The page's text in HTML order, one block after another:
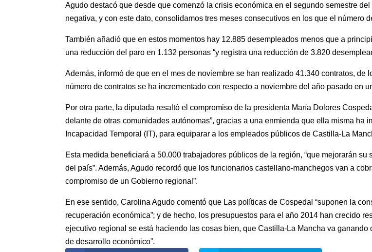
Agudo destacó que desde que comenzó la crisis económica en el segundo semestre
negativa, y con este dato, consolidamos tres meses consecutivos en los que el número
También añadió que en estos momentos hay 12.885 desempleados menos que a
una reducción del paro en 1.132 personas “y registra una reducción de 3.820
Además, informó de que en el mes de noviembre se han realizado 41.340 contratos, de
número de contratos se ha incrementado con respecto a noviembre del año pasado en
Por otra parte, la diputada resaltó el compromiso de la presidenta María Dolores
delante de otras comunidades autónomas”, gracias a una enmienda que ella misma ha
Incapacidad Temporal (IT), para equiparar a los empleados públicos de Castilla-La
Esta medida beneficiará a 50.000 trabajadores públicos de la región, “que mejorarán
del país”. Además, Agudo recordó que los funcionarios castellano-manchegos van a
compromiso de un Gobierno regional”.
En ese sentido, Carolina Agudo comentó que Las políticas de Cospedal “suponen la
recuperación económica”; y de hecho, los presupuestos para el año 2014 han crecido
ejecutivo regional se está haciendo las cosas bien, que Castilla-La Mancha va
de desarrollo económico”.